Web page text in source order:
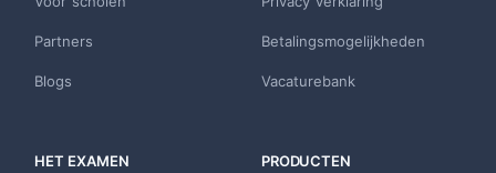
Partners
Blogs
Betalingsmogelijkheden
Vacaturebank
HET EXAMEN PRODUCTEN